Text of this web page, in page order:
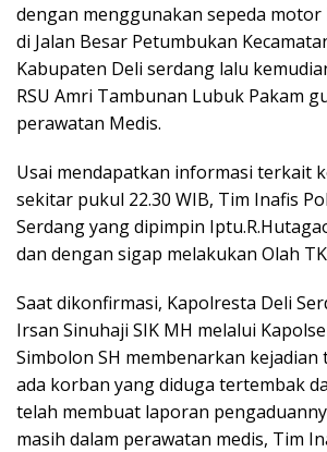
dengan menggunakan sepeda
di Jalan Besar Petumbukan
Kabupaten Deli serdang lalu
RSU Amri Tambunan Lubuk Pakam
perawatan Medis.
Usai mendapatkan informasi terkait
sekitar pukul 22.30 WIB, Tim Inafis
Serdang yang dipimpin
dan dengan sigap melakukan Olah
Saat dikonfirmasi, Kapolresta Deli
Irsan Sinuhaji SIK MH melalui
Simbolon SH membenarkan kejadian
ada korban yang diduga tertembak
telah membuat laporan
masih dalam perawatan medis, Tim